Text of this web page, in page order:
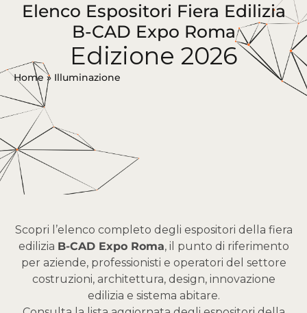
Elenco Espositori Fiera Edilizia
B-CAD Expo Roma
Edizione 2026
Home» Illuminazione
Scopri l’elenco completo degli espositori della fiera
edilizia B-CAD Expo Roma, il punto di riferimento
per aziende, professionisti e operatori del settore
costruzioni, architettura, design, innovazione
edilizia e sistema abitare.